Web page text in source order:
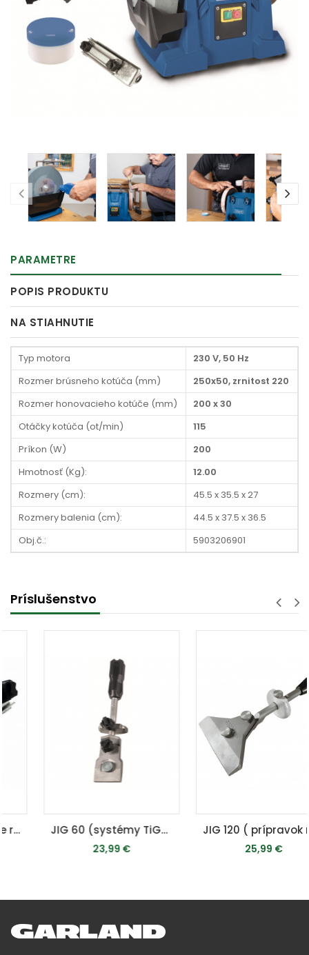
PARAMETRE
POPIS PRODUKTU
NA STIAHNUTIE
Typ motora
230 V, 50 Hz
Rozmer brúsneho kotúča (mm)
250x50, zrnitost 220
Rozmer honovacieho kotúče (mm)
200 x 30
Otáčky kotúča (ot/min)
115
Príkon (W)
200
Hmotnosť (Kg):
12.00
Rozmery (cm):
45.5 x 35.5 x 27
Rozmery balenia (cm):
44.5 x 37.5 x 36.5
Obj.č.:
5903206901
Príslušenstvo
JIG 60 (systémy TiGER) - prípravok na brúsenie nožov
23,99 €
JIG 120 ( prípravok na brúsenie dlhých nožov ) - pre systémy Tiger
25,99 €